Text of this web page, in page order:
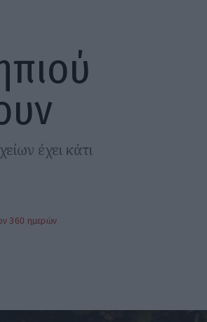
έχει κάτι
360 ημερών